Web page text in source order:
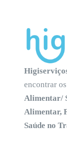
encontrar
Alimentar/
Alimentar,
Saúde no